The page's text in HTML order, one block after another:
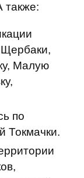
также:
Щербаки,
Малую
по
Токмачки.